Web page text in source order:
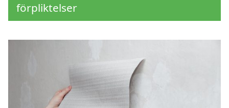
förpliktelser